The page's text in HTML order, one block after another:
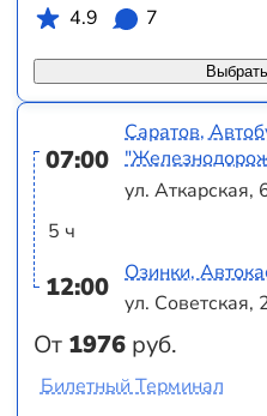
4.9
7
07:00
5 ч
12:00
От 1976 руб.
Саратов,
ул. Аткарская,
Озинки,
ул. Советская,
Билетный Терминал